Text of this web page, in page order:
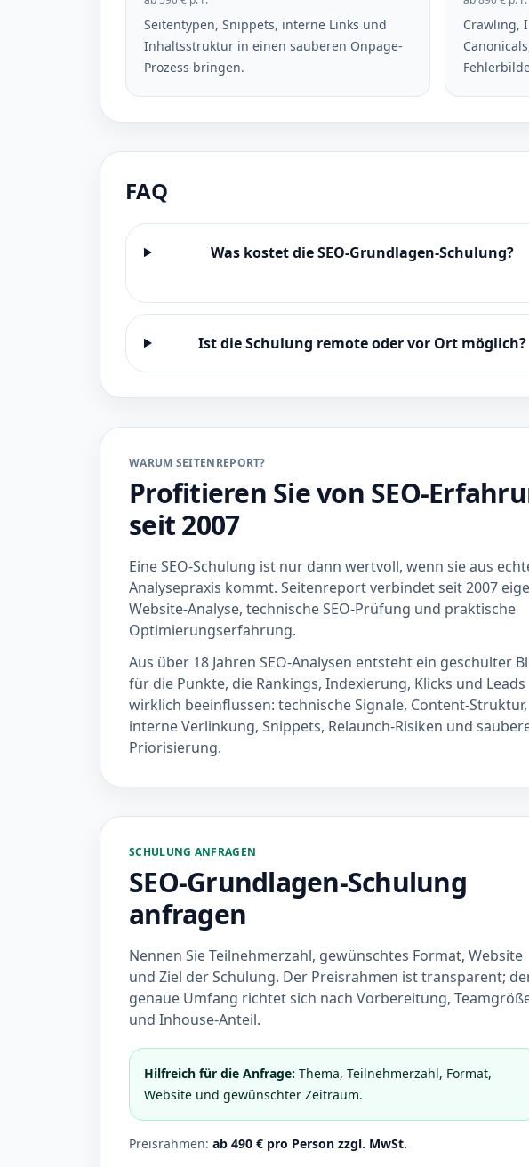
Seitentypen, Snippets, interne Links und
Inhaltsstruktur in einen sauberen Onpage-
Prozess bringen.
Crawling,
FAQ
Was kostet die SEO-Grundlagen-Schulung?
Ist die Schulung remote oder vor Ort möglich?
WARUM SEITENREPORT?
Profitieren Sie von SEO-
seit 2007
Eine SEO-Schulung ist nur dann wertvoll, wenn sie aus
Analysepraxis kommt. Seitenreport verbindet seit 2007
Website-Analyse, technische SEO-Prüfung und praktische
Optimierungserfahrung.
Aus über 18 Jahren SEO-Analysen entsteht ein geschulter
für die Punkte, die Rankings, Indexierung, Klicks und Leads
wirklich beeinflussen: technische Signale, Content-Struktur,
interne Verlinkung, Snippets, Relaunch-Risiken und
Priorisierung.
SCHULUNG ANFRAGEN
SEO-Grundlagen-Schulung
anfragen
Nennen Sie Teilnehmerzahl, gewünschtes Format, Website
und Ziel der Schulung. Der Preisrahmen ist transparent;
genaue Umfang richtet sich nach Vorbereitung,
und Inhouse-Anteil.
Hilfreich für die Anfrage: Thema, Teilnehmerzahl, Format,
Website und gewünschter Zeitraum.
Preisrahmen: ab 490 € pro Person zzgl. MwSt.